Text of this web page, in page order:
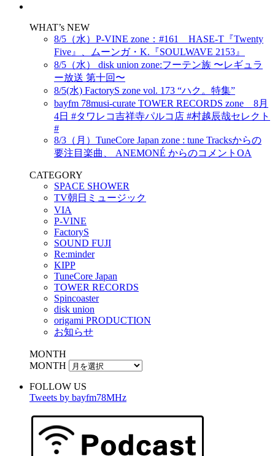
WHAT’s NEW
8/5（水）P-VINE zone：#161 HASE-T『Twenty
Five』、ムーンガ・K.『SOULWAVE 2153』
8/5（水） disk union zone:フーテン族 〜レギュラ
ー放送 第十回〜
8/5(水) FactoryS zone vol. 173 “ハク。特集”
bayfm 78musi-curate TOWER RECORDS zone 8月
4日 #タワレコ吉祥寺パルコ店 #村越辰哉セレクト
#
8/3（月）TuneCore Japan zone : tune Tracksからの
要注目楽曲、 ANEMONÉ からのコメントOA
CATEGORY
SPACE SHOWER
TV朝日ミュージック
VIA
P-VINE
FactoryS
SOUND FUJI
Re:minder
KIPP
TuneCore Japan
TOWER RECORDS
Spincoaster
disk union
origami PRODUCTION
お知らせ
MONTH
MONTH
FOLLOW US
Tweets by bayfm78MHz